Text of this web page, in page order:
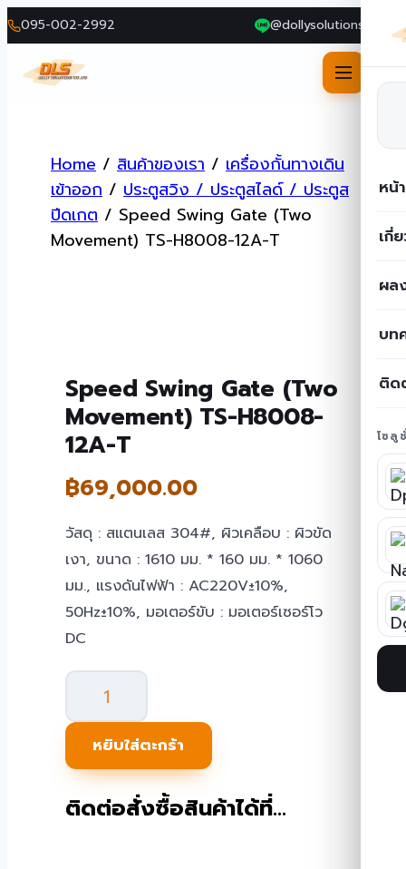
095-002-2992 @dollysolutions
หน้
เกี่
ผล
บท
ติด
โซลู
contentHome / สินค้าของเรา / เครื่องกั้นทางเดิน
เข้าออก / ประตูสวิง / ประตูสไลด์ / ประตูส
ปีดเกต / Speed Swing Gate (Two
Movement) TS-H8008-12A-T
Speed Swing Gate (Two
Movement) TS-H8008-
12A-T
฿69,000.00
วัสดุ : สแตนเลส 304#, ผิวเคลือบ : ผิวขัด
เงา, ขนาด : 1610 มม. * 160 มม. * 1060
มม., แรงดันไฟฟ้า : AC220V±10%,
50Hz±10%, มอเตอร์ขับ : มอเตอร์เซอร์โว
DC
จำนวน
Speed
Swing
Gate
(Two
Movement)
หยิบใส่ตะกร้า
ติดต่อสั่งซื้อสินค้าได้ที่…